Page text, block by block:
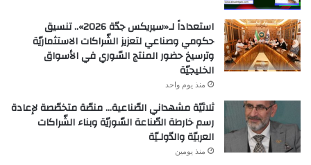
استعداداً لـ«سيريكس جدّة 2026».. تنسيق
حكومي وصناعي لتعزيز الشّراكات الاستثماريّة
وترسيخ حضور المنتج السّوري في الأسواق
الخليجيّة
منذ يوم واحد
ثلاثيّة مشهداني الصّناعية… منصّة متخصّصة لإعادة
رسم خارطة الصّناعة السّوريّة وبناء الشّراكات
العربيّة والدّولـيّة
منذ يومين